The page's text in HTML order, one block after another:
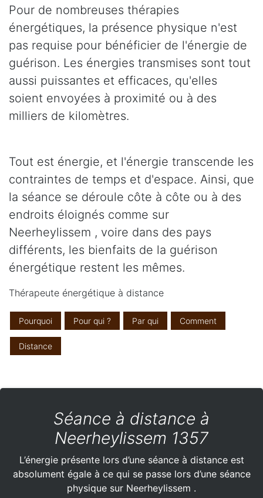
Pour de nombreuses thérapies
énergétiques, la présence physique n'est
pas requise pour bénéficier de l'énergie de
guérison. Les énergies transmises sont tout
aussi puissantes et efficaces, qu'elles
soient envoyées à proximité ou à des
milliers de kilomètres.
Tout est énergie, et l'énergie transcende les
contraintes de temps et d'espace. Ainsi, que
la séance se déroule côte à côte ou à des
endroits éloignés comme sur
Neerheylissem , voire dans des pays
différents, les bienfaits de la guérison
énergétique restent les mêmes.
Thérapeute énergétique à distance
Pourquoi Pour qui ? Par qui Comment
Distance
Séance à distance à
Neerheylissem 1357
L’énergie présente lors d’une séance à distance est
absolument égale à ce qui se passe lors d’une séance
physique sur Neerheylissem .